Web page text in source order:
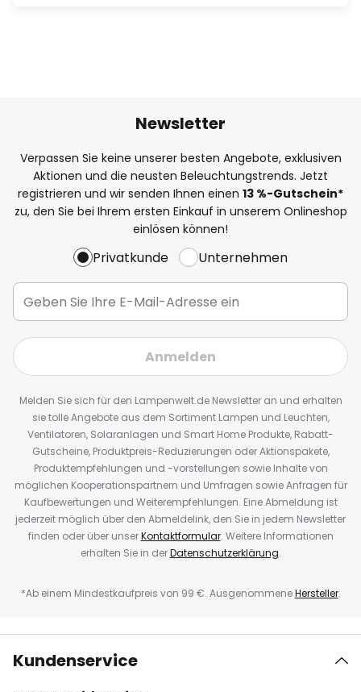
Newsletter
Verpassen Sie keine unserer besten Angebote, exklusiven
Aktionen und die neusten Beleuchtungstrends. Jetzt
registrieren und wir senden Ihnen einen 13 %-Gutschein*
zu, den Sie bei Ihrem ersten Einkauf in unserem Onlineshop
einlösen können!
Privatkunde Unternehmen
Anmelden
Melden Sie sich für den Lampenwelt.de Newsletter an und erhalten
sie tolle Angebote aus dem Sortiment Lampen und Leuchten,
Ventilatoren, Solaranlagen und Smart Home Produkte, Rabatt-
Gutscheine, Produktpreis-Reduzierungen oder Aktionspakete,
Produktempfehlungen und -vorstellungen sowie Inhalte von
möglichen Kooperationspartnern und Umfragen sowie Anfragen für
Kaufbewertungen und Weiterempfehlungen. Eine Abmeldung ist
jederzeit möglich über den Abmeldelink, den Sie in jedem Newsletter
finden oder über unserKontaktformular. Weitere Informationen
erhalten Sie in derDatenschutzerklärung.
*Ab einem Mindestkaufpreis von 99 €. AusgenommeneHersteller.
Kundenservice